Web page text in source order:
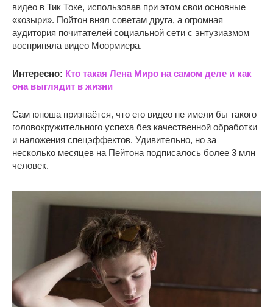
видео в Тик Токе, использовав при этом свои основные
«козыри». Пойтон внял советам друга, а огромная
аудитория почитателей социальной сети с энтузиазмом
восприняла видео Моормиера.
Интересно: Кто такая Лена Миро на самом деле и как
она выглядит в жизни
Сам юноша признаётся, что его видео не имели бы такого
головокружительного успеха без качественной обработки
и наложения спецэффектов. Удивительно, но за
несколько месяцев на Пейтона подписалось более 3 млн
человек.